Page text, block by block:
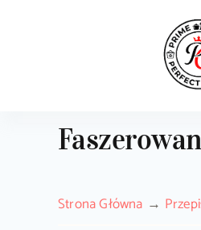
Strona Główna